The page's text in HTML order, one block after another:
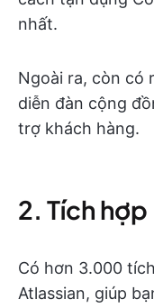
nhất.
Ngoài ra, còn có
diễn đàn cộng
trợ khách hàng.
2. Tích hợp
Có hơn 3.000
Atlassian, giúp